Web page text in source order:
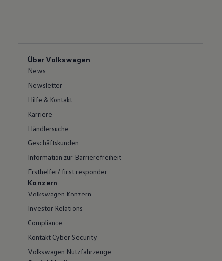
Über Volkswagen
News
Newsletter
Hilfe & Kontakt
Karriere
Händlersuche
Geschäftskunden
Information zur Barrierefreiheit
Ersthelfer/ first responder
Konzern
Volkswagen Konzern
Investor Relations
Compliance
Kontakt Cyber Security
Volkswagen Nutzfahrzeuge